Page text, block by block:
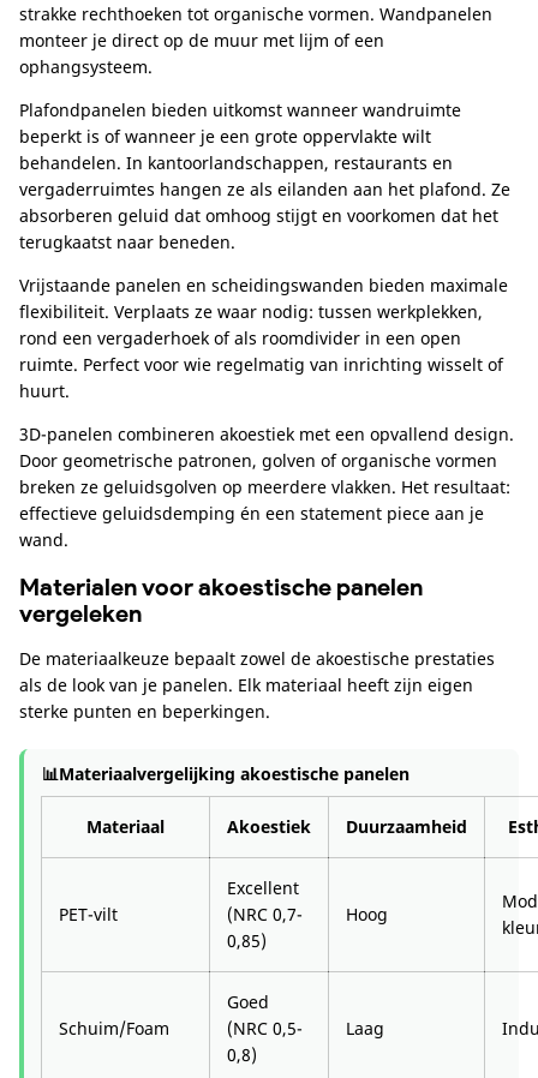
strakke rechthoeken tot organische vormen. Wandpanelen
monteer je direct op de muur met lijm of een
ophangsysteem.
Plafondpanelen bieden uitkomst wanneer wandruimte
beperkt is of wanneer je een grote oppervlakte wilt
behandelen. In kantoorlandschappen, restaurants en
vergaderruimtes hangen ze als eilanden aan het plafond. Ze
absorberen geluid dat omhoog stijgt en voorkomen dat het
terugkaatst naar beneden.
Vrijstaande panelen en scheidingswanden bieden maximale
flexibiliteit. Verplaats ze waar nodig: tussen werkplekken,
rond een vergaderhoek of als roomdivider in een open
ruimte. Perfect voor wie regelmatig van inrichting wisselt of
huurt.
3D-panelen combineren akoestiek met een opvallend design.
Door geometrische patronen, golven of organische vormen
breken ze geluidsgolven op meerdere vlakken. Het resultaat:
effectieve geluidsdemping én een statement piece aan je
wand.
Materialen voor akoestische panelen
vergeleken
De materiaalkeuze bepaalt zowel de akoestische prestaties
als de look van je panelen. Elk materiaal heeft zijn eigen
sterke punten en beperkingen.
📊Materiaalvergelijking akoestische panelen
Materiaal Akoestiek Duurzaamheid
PET-vilt
Excellent
(NRC 0,7-
0,85)
Hoog
Schuim/Foam
Goed
(NRC 0,5-
0,8)
Laag